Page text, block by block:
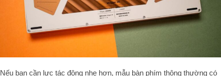
Nếu bạn cần lực tác động nhẹ hơn, mẫu bàn phím thông thường có